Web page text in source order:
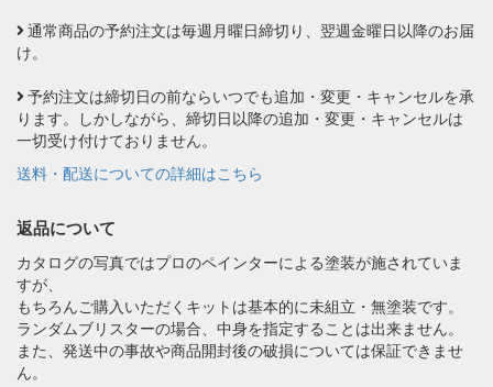
通常商品の予約注文は毎週月曜日締切り、翌週金曜日以降のお届
け。
予約注文は締切日の前ならいつでも追加・変更・キャンセルを承
ります。しかしながら、締切日以降の追加・変更・キャンセルは
一切受け付けておりません。
送料・配送についての詳細はこちら
返品について
カタログの写真ではプロのペインターによる塗装が施されていま
すが、
もちろんご購入いただくキットは基本的に未組立・無塗装です。
ランダムブリスターの場合、中身を指定することは出来ません。
また、発送中の事故や商品開封後の破損については保証できませ
ん。